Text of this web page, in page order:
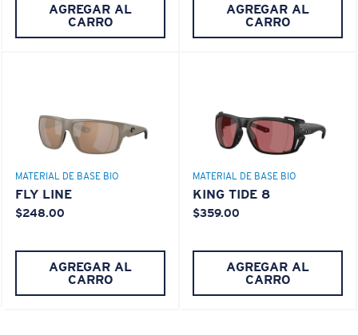
AGREGAR AL
CARRO
AGREGAR AL
CARRO
MATERIAL DE BASE BIO
FLY LINE
$248.00
AGREGAR AL
CARRO
MATERIAL DE BASE BIO
KING TIDE 8
$359.00
AGREGAR AL
CARRO